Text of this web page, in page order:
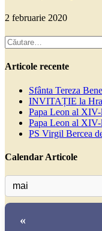
2 februarie 2020
Caută
după:
Articole recente
Sfânta Tereza
INVITAȚIE la
Papa Leon al XIV-
Papa Leon al
PS Virgil Bercea
Calendar Articole
«